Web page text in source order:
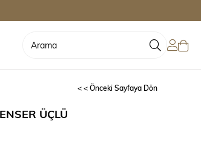
< < Önceki Sayfaya Dön
ÜÇLÜ